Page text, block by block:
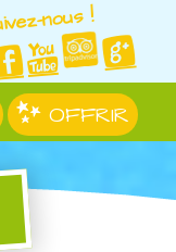
nous !
OFFRIR